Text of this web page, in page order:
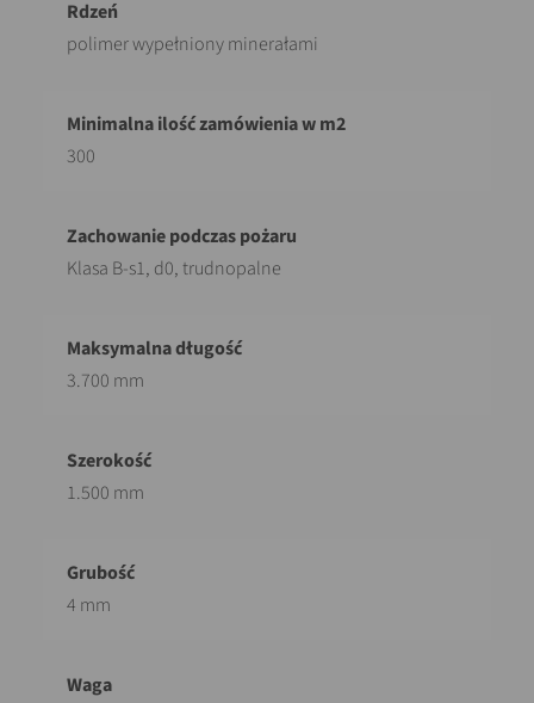
polimer wypełniony minerałami
300
Klasa B-s1, d0, trudnopalne
3.700 mm
1.500 mm
4 mm